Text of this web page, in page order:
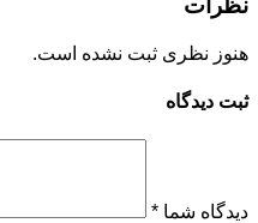
نظرات
هنوز نظری ثبت نشده است.
ثبت دیدگاه
دیدگاه شما *